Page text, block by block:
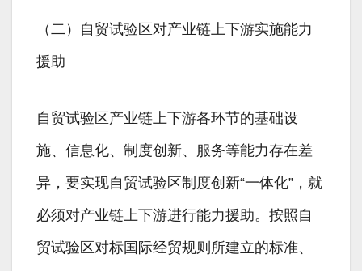
（二）自贸试验区对产业链上下游实施能力
援助
自贸试验区产业链上下游各环节的基础设
施、信息化、制度创新、服务等能力存在差
异，要实现自贸试验区制度创新“一体化”，就
必须对产业链上下游进行能力援助。按照自
贸试验区对标国际经贸规则所建立的标准、